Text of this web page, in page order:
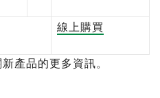
線上購買
產品的更多資訊。